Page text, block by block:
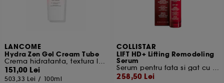
LANCOME
Hydra Zen Gel Cream Tube
Crema hidratanta, textura lejera
151,00 Lei
503,33 Lei / 100ml
COLLISTAR
LIFT HD+ Lifting Remodeling
Serum
Serum pentru fata si gat cu efect de lifting
258,50 Lei